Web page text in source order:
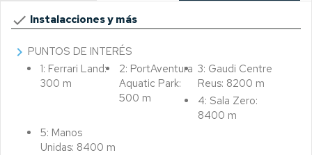
done Instalacciones y más
chevron_right PUNTOS DE INTERÉS
1: Ferrari Land:
300 m
2: PortAventura
Aquatic Park:
500 m
3: Gaudi Centre
Reus: 8200 m
4: Sala Zero:
8400 m
5: Manos
Unidas: 8400 m